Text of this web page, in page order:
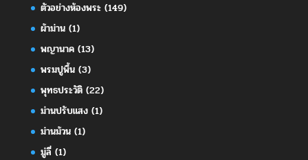
ตัวอย่างห้องพระ(149)
ผ้าม่าน(1)
พญานาค(13)
พรมปูพื้น(3)
พุทธประวัติ(22)
ม่านปรับแสง(1)
ม่านม้วน(1)
มู่ลี่(1)